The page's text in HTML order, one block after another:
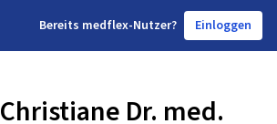
Bereits medflex-Nutzer? Einloggen
Christiane Dr. med.